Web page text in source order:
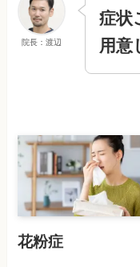
院長：渡辺
症状
用意
花粉症